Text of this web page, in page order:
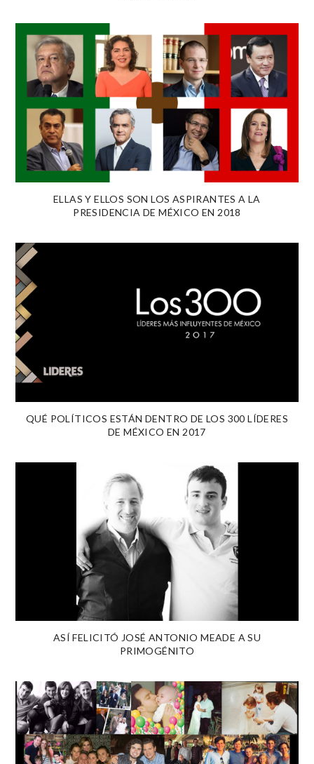
ELLAS Y ELLOS SON LOS ASPIRANTES A LA
PRESIDENCIA DE MÉXICO EN 2018
QUÉ POLÍTICOS ESTÁN DENTRO DE LOS 300 LÍDERES
DE MÉXICO EN 2017
ASÍ FELICITÓ JOSÉ ANTONIO MEADE A SU
PRIMOGÉNITO